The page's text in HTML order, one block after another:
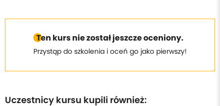
Ten kurs nie został jeszcze oceniony.
Przystąp do szkolenia i oceń go jako pierwszy!
Uczestnicy kursu kupili również: